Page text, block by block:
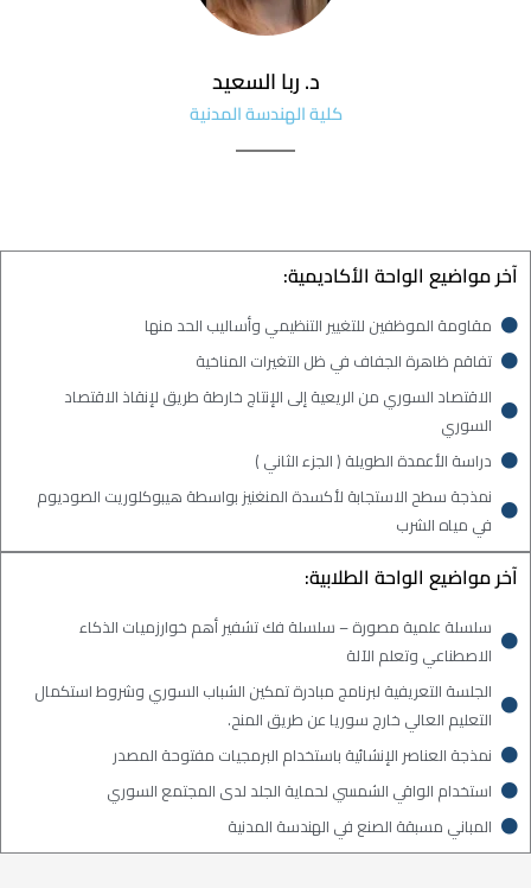
د. ربا السعيد
كلية الهندسة المدنية
آخر مواضيع الواحة الأكاديمية:
مقاومة الموظفين للتغيير التنظيمي وأساليب الحد منها
تفاقم ظاهرة الجفاف في ظل التغيرات المناخية
الاقتصاد السوري من الريعية إلى الإنتاج خارطة طريق لإنقاذ الاقتصاد
السوري
دراسة الأعمدة الطويلة ( الجزء الثاني )
نمذجة سطح الاستجابة لأكسدة المنغنيز بواسطة هيبوكلوريت الصوديوم
في مياه الشرب
آخر مواضيع الواحة الطلابية:
سلسلة علمية مصورة – سلسلة فك تشفير أهم خوارزميات الذكاء
الاصطناعي وتعلم الآلة
الجلسة التعريفية لبرنامج مبادرة تمكين الشباب السوري وشروط استكمال
التعليم العالي خارج سوريا عن طريق المنح.
نمذجة العناصر الإنشائية باستخدام البرمجيات مفتوحة المصدر
استخدام الواقي الشمسي لحماية الجلد لدى المجتمع السوري
المباني مسبقة الصنع في الهندسة المدنية